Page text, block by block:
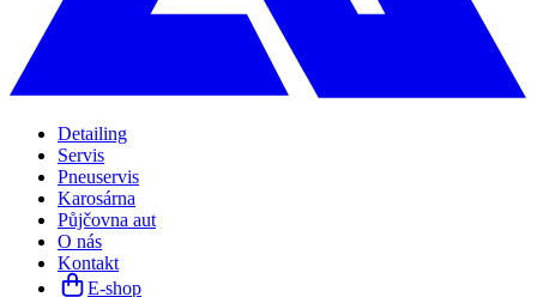
Detailing
Servis
Pneuservis
Karosárna
Půjčovna aut
O nás
Kontakt
E-shop